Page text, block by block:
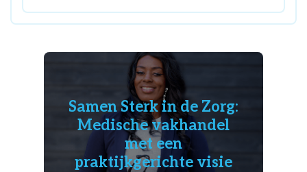
Samen Sterk in de Zorg:
Medische vakhandel
met een
praktijkgerichte visie